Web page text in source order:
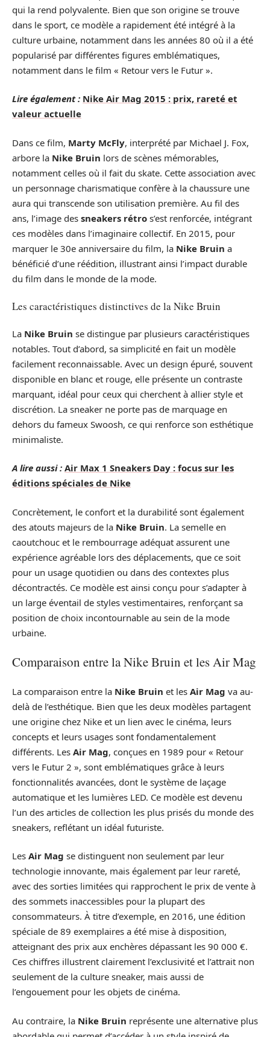
qui la rend polyvalente. Bien que son origine se trouve
dans le sport, ce modèle a rapidement été intégré à la
culture urbaine, notamment dans les années 80 où il a été
popularisé par différentes figures emblématiques,
notamment dans le film « Retour vers le Futur ».
Lire également : Nike Air Mag 2015 : prix, rareté et
valeur actuelle
Dans ce film, Marty McFly, interprété par Michael J. Fox,
arbore la Nike Bruin lors de scènes mémorables,
notamment celles où il fait du skate. Cette association avec
un personnage charismatique confère à la chaussure une
aura qui transcende son utilisation première. Au fil des
ans, l’image des sneakers rétro s’est renforcée, intégrant
ces modèles dans l’imaginaire collectif. En 2015, pour
marquer le 30e anniversaire du film, la Nike Bruin a
bénéficié d’une réédition, illustrant ainsi l’impact durable
du film dans le monde de la mode.
Les caractéristiques distinctives de la Nike Bruin
La Nike Bruin se distingue par plusieurs caractéristiques
notables. Tout d’abord, sa simplicité en fait un modèle
facilement reconnaissable. Avec un design épuré, souvent
disponible en blanc et rouge, elle présente un contraste
marquant, idéal pour ceux qui cherchent à allier style et
discrétion. La sneaker ne porte pas de marquage en
dehors du fameux Swoosh, ce qui renforce son esthétique
minimaliste.
A lire aussi : Air Max 1 Sneakers Day : focus sur les
éditions spéciales de Nike
Concrètement, le confort et la durabilité sont également
des atouts majeurs de la Nike Bruin. La semelle en
caoutchouc et le rembourrage adéquat assurent une
expérience agréable lors des déplacements, que ce soit
pour un usage quotidien ou dans des contextes plus
décontractés. Ce modèle est ainsi conçu pour s’adapter à
un large éventail de styles vestimentaires, renforçant sa
position de choix incontournable au sein de la mode
urbaine.
Comparaison entre la Nike Bruin et les Air Mag
La comparaison entre la Nike Bruin et les Air Mag va au-
delà de l’esthétique. Bien que les deux modèles partagent
une origine chez Nike et un lien avec le cinéma, leurs
concepts et leurs usages sont fondamentalement
différents. Les Air Mag, conçues en 1989 pour « Retour
vers le Futur 2 », sont emblématiques grâce à leurs
fonctionnalités avancées, dont le système de laçage
automatique et les lumières LED. Ce modèle est devenu
l’un des articles de collection les plus prisés du monde des
sneakers, reflétant un idéal futuriste.
Les Air Mag se distinguent non seulement par leur
technologie innovante, mais également par leur rareté,
avec des sorties limitées qui rapprochent le prix de vente à
des sommets inaccessibles pour la plupart des
consommateurs. À titre d’exemple, en 2016, une édition
spéciale de 89 exemplaires a été mise à disposition,
atteignant des prix aux enchères dépassant les 90 000 €.
Ces chiffres illustrent clairement l’exclusivité et l’attrait non
seulement de la culture sneaker, mais aussi de
l’engouement pour les objets de cinéma.
Au contraire, la Nike Bruin représente une alternative plus